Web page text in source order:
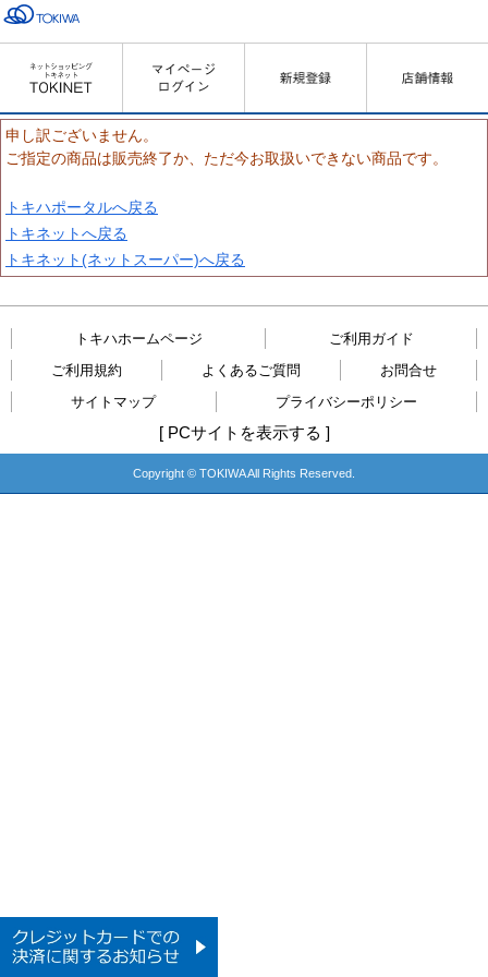
申し訳ございません。
ご指定の商品は販売終了か、ただ今お取扱いできない商品です。
トキハポータルへ戻る
トキネットへ戻る
トキネット(ネットスーパー)へ戻る
トキハホームページ
ご利用ガイド
ご利用規約
よくあるご質問
お問合せ
サイトマップ
プライバシーポリシー
[ PCサイトを表示する ]
Copyright © TOKIWA All Rights Reserved.